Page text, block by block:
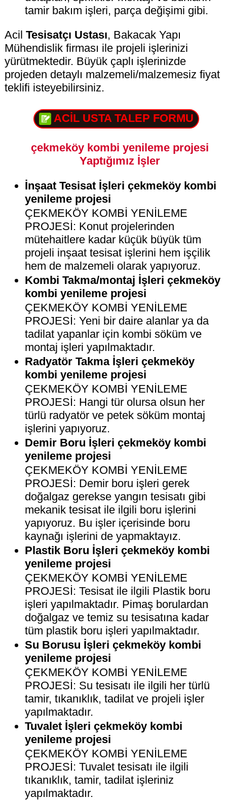
tamir bakım işleri, parça değişimi gibi.
AcilTesisatçı Ustası, Bakacak Yapı
Mühendislik firması ile projeli işlerinizi
yürütmektedir. Büyük çaplı işlerinizde
projeden detaylı malzemeli/malzemesiz fiyat
teklifi isteyebilirsiniz.
ACİL USTA TALEP FORMU
çekmeköy kombi yenileme projesi
Yaptığımız İşler
İnşaat Tesisat İşleri çekmeköy kombi
yenileme projesi
ÇEKMEKÖY KOMBİ YENİLEME
PROJESİ: Konut projelerinden
mütehaitlere kadar küçük büyük tüm
projeli inşaat tesisat işlerini hem işçilik
hem de malzemeli olarak yapıyoruz.
Kombi Takma/montaj İşleri çekmeköy
kombi yenileme projesi
ÇEKMEKÖY KOMBİ YENİLEME
PROJESİ: Yeni bir daire alanlar ya da
tadilat yapanlar için kombi söküm ve
montaj işleri yapılmaktadır.
Radyatör Takma İşleri çekmeköy
kombi yenileme projesi
ÇEKMEKÖY KOMBİ YENİLEME
PROJESİ: Hangi tür olursa olsun her
türlü radyatör ve petek söküm montaj
işlerini yapıyoruz.
Demir Boru İşleri çekmeköy kombi
yenileme projesi
ÇEKMEKÖY KOMBİ YENİLEME
PROJESİ: Demir boru işleri gerek
doğalgaz gerekse yangın tesisatı gibi
mekanik tesisat ile ilgili boru işlerini
yapıyoruz. Bu işler içerisinde boru
kaynağı işlerini de yapmaktayız.
Plastik Boru İşleri çekmeköy kombi
yenileme projesi
ÇEKMEKÖY KOMBİ YENİLEME
PROJESİ: Tesisat ile ilgili Plastik boru
işleri yapılmaktadır. Pimaş borulardan
doğalgaz ve temiz su tesisatına kadar
tüm plastik boru işleri yapılmaktadır.
Su Borusu İşleri çekmeköy kombi
yenileme projesi
ÇEKMEKÖY KOMBİ YENİLEME
PROJESİ: Su tesisatı ile ilgili her türlü
tamir, tıkanıklık, tadilat ve projeli işler
yapılmaktadır.
Tuvalet İşleri çekmeköy kombi
yenileme projesi
ÇEKMEKÖY KOMBİ YENİLEME
PROJESİ: Tuvalet tesisatı ile ilgili
tıkanıklık, tamir, tadilat işleriniz
yapılmaktadır.